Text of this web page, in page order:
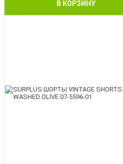
В КОРЗИНУ